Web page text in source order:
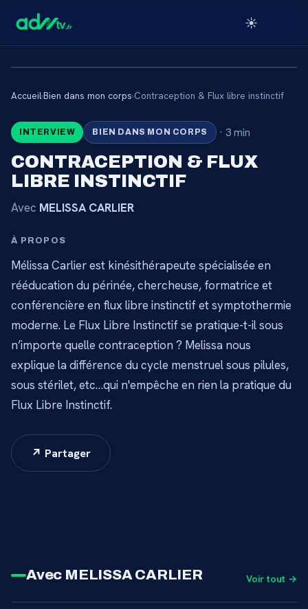
☀️
CONTENU RÉSERVÉ AUX
ABONNÉS
abonnez-vous pour accéder au catalogue.
Accueil›Bien dans mon corps›Contraception & Flux libre instinctif
INTERVIEW BIEN DANS MON CORPS · 3 min
CONTRACEPTION & FLUX
LIBRE INSTINCTIF
Avec MELISSA CARLIER
À PROPOS
Mélissa Carlier est kinésithérapeute spécialisée en
rééducation du périnée, chercheuse, formatrice et
conférencière en flux libre instinctif et symptothermie
moderne. Le Flux Libre Instinctif se pratique-t-il sous
n’importe quelle contraception ? Melissa nous
explique la différence du cycle menstruel sous pilules,
sous stérilet, etc…qui n'empêche en rien la pratique du
Flux Libre Instinctif.
↗ Partager
Avec MELISSA CARLIER Voir tout →